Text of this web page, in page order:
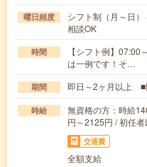
曜日頻度
シフト制（月～日
相談OK
時間
【シフト例】
は一例です！そ…
期間 即日～2ヶ月以上 ■
時給
無資格の方：時給
円～2125円 / 初任
交通費
全額支給